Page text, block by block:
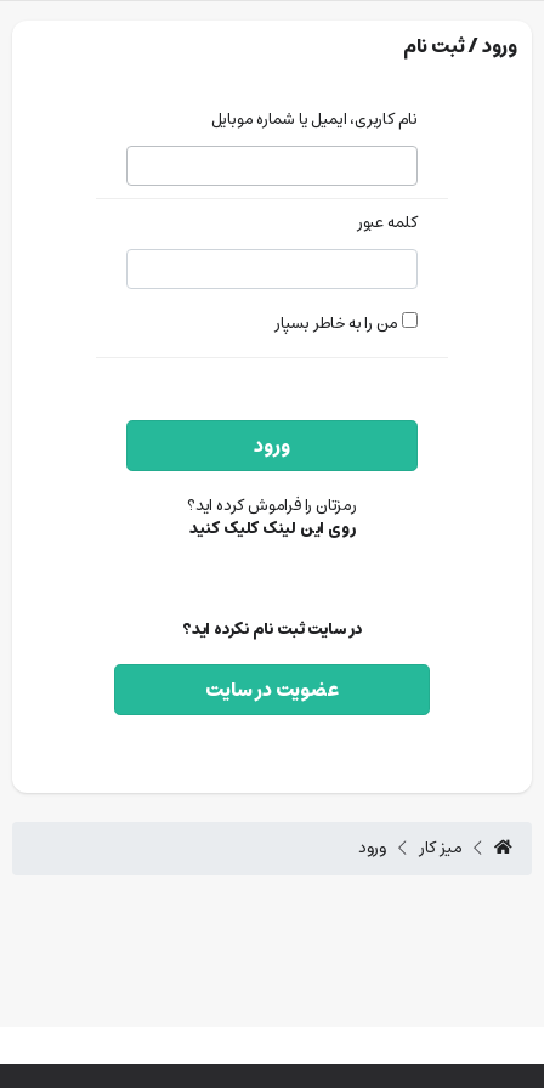
ورود / ثبت نام
نام کاربری، ایمیل یا شماره موبایل
کلمه عبور
من را به خاطر بسپار
ورود
رمزتان را فراموش کرده اید؟
روی این لینک کلیک کنید
در سایت ثبت نام نکرده اید؟
عضویت در سایت
میز کار ورود